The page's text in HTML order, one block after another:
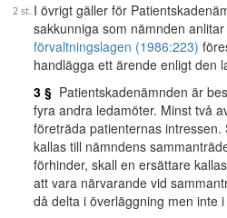
I övrigt gäller för
sakkunniga som nämnden
förvaltningslagen (1986:223)
handlägga ett ärende enligt den
3 § Patientskadenämnden är
fyra andra ledamöter. Minst två
företräda patienternas intressen.
kallas till nämndens
förhinder, skall en ersättare
att vara närvarande vid
då delta i överläggning men inte